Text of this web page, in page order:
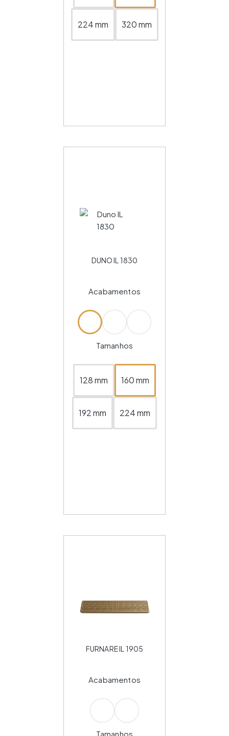
224 mm 320 mm
DUNO IL 1830
Acabamentos
Tamanhos
128 mm 160 mm
192 mm 224 mm
FURNARE IL 1905
Acabamentos
Tamanhos